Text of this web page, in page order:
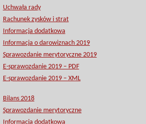
Uchwała rady
Rachunek zysków i strat
Informacja dodatkowa
Informacja o darowiznach 2019
Sprawozdanie merytoryczne 2019
E-sprawozdanie 2019 – PDF
E-sprawozdanie 2019 – XML
Bilans 2018
Sprawozdanie merytoryczne
Informacja dodatkowa